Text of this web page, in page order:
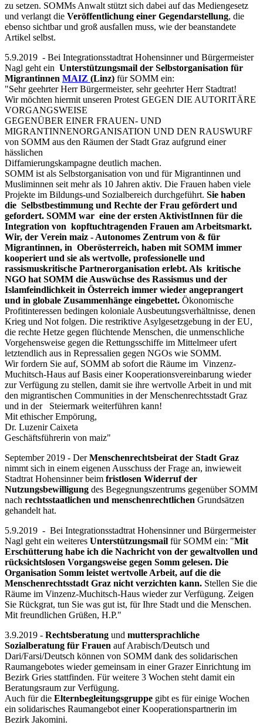
zu setzen. SOMMs Anwalt stützt sich dabei auf das Mediengesetz
und verlangt die Veröffentlichung einer Gegendarstellung, die
ebenso sichtbar und groß ausfallen muss, wie der beanstandete
Artikel selbst.
5.9.2019 - Bei Integrationsstadtrat Hohensinner und Bürgermeister
Nagl geht ein Unterstützungsmail der Selbstorganisation für
Migrantinnen MAIZ (Linz) für SOMM ein:
"Sehr geehrter Herr Bürgermeister, sehr geehrter Herr Stadtrat!
Wir möchten hiermit unseren Protest GEGEN DIE AUTORITÄRE
VORGANGSWEISE
GEGENÜBER EINER FRAUEN- UND
MIGRANTINNENORGANISATION UND DEN RAUSWURF
von SOMM aus den Räumen der Stadt Graz aufgrund einer
hässlichen
Diffamierungskampagne deutlich machen.
SOMM ist als Selbstorganisation von und für Migrantinnen und
Musliminnen seit mehr als 10 Jahren aktiv. Die Frauen haben viele
Projekte im Bildungs-und Sozialbereich durchgeführt. Sie haben
die Selbstbestimmung und Rechte der Frau gefördert und
gefordert. SOMM war eine der ersten AktivistInnen für die
Integration von kopftuchtragenden Frauen am Arbeitsmarkt.
Wir, der Verein maiz - Autonomes Zentrum von & für
Migrantinnen, in Oberösterreich, haben mit SOMM immer
kooperiert und sie als wertvolle, professionelle und
rassismuskritische Partnerorganisation erlebt. Als kritische
NGO hat SOMM die Auswüchse des Rassismus und der
Islamfeindlichkeit in Österreich immer wieder angeprangert
und in globale Zusammenhänge eingebettet. Ökonomische
Profitinteressen bedingen koloniale Ausbeutungsverhältnisse, denen
Krieg und Not folgen. Die restriktive Asylgesetzgebung in der EU,
die rechte Hetze gegen flüchtende Menschen, die unmenschliche
Vorgehensweise gegen die Rettungsschiffe im Mittelmeer ufert
letztendlich aus in Repressalien gegen NGOs wie SOMM.
Wir fordern Sie auf, SOMM ab sofort die Räume im Vinzenz-
Muchitsch-Haus auf Basis einer Kooperationsvereinbarung wieder
zur Verfügung zu stellen, damit sie ihre wertvolle Arbeit in und mit
den migrantischen Communities in der Menschenrechtsstadt Graz
und in der Steiermark weiterführen kann!
Mit ethischer Empörung,
Dr. Luzenir Caixeta
Geschäftsführerin von maiz"
September 2019 - DerMenschenrechtsbeirat der Stadt Graz
nimmt sich in einem eigenen Ausschuss der Frage an, inwieweit
Stadtrat Hohensinner beim fristlosen Widerruf der
Nutzungsbewilligung des Begegnungszentrums gegenüber SOMM
nach rechtsstaatlichen und menschenrechtlichen Grundsätzen
gehandelt hat.
5.9.2019 - Bei Integrationsstadtrat Hohensinner und Bürgermeister
Nagl geht ein weiteres Unterstützungsmail für SOMM ein: "Mit
Erschütterung habe ich die Nachricht von der gewaltvollen und
rücksichtslosen Vorgangsweise gegen Somm gelesen. Die
Organisation Somm leistet wertvolle Arbeit, auf die die
Menschenrechtsstadt Graz nicht verzichten kann. Stellen Sie die
Räume im Vinzenz-Muchitsch-Haus wieder zur Verfügung. Zeigen
Sie Rückgrat, tun Sie was gut ist, für Ihre Stadt und die Menschen.
Mit freundlichen Grüßen, H.P."
3.9.2019 - Rechtsberatung und muttersprachliche
Sozialberatung für Frauen auf Arabisch/Deutsch und
Dari/Farsi/Deutsch können von SOMM dank des solidarischen
Raumangebotes wieder gemeinsam in einer Grazer Einrichtung im
Bezirk Gries stattfinden. Für weitere 3 Wochen steht damit ein
Beratungsraum zur Verfügung.
Auch für die Elternbegleitungsgruppe gibt es für einige Wochen
ein solidarisches Raumangebot einer Kooperationspartnerin im
Bezirk Jakomini.